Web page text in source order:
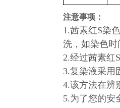
注意事项：
1.茜素红S染
洗，如染色
2.经过茜素红
3.复染液采用
4.该方法在辨
5.为了您的安